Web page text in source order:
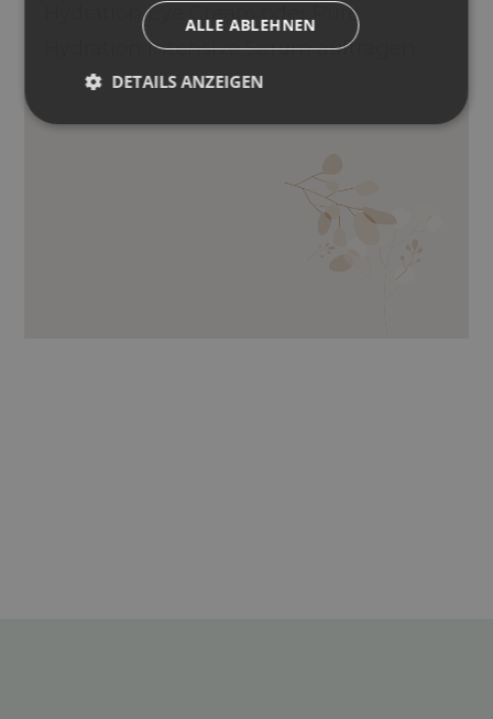
Hydration Eye Cream oder Pure
Hydration Intensive Serum auftragen.
HYALURONSÄURE, ACMELLA
ALLE ABLEHNEN
DETAILS ANZEIGEN